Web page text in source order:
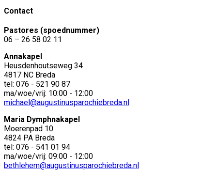
Contact
Pastores (spoednummer)
06 – 26 58 02 11
Annakapel
Heusdenhoutseweg 34
4817 NC Breda
tel: 076 - 521 90 87
ma/woe/vrij: 10:00 - 12:00
michael@augustinusparochiebreda.nl
Maria Dymphnakapel
Moerenpad 10
4824 PA Breda
tel: 076 - 541 01 94
ma/woe/vrij: 09:00 - 12:00
bethlehem@augustinusparochiebreda.nl